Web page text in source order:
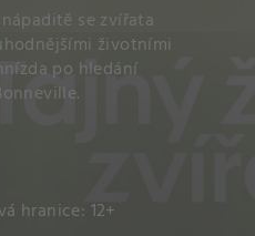
se zvířata
životními
po hledání
hranice: 12+